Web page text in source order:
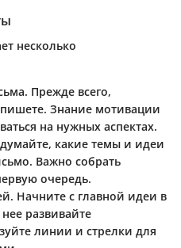
несколько
. Прежде всего,
Знание мотивации
на нужных аспектах.
какие темы и идеи
Важно собрать
очередь.
. Начните с главной идеи в
развивайте
линии и стрелки для